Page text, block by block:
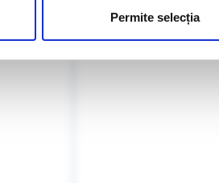
Permite selecția